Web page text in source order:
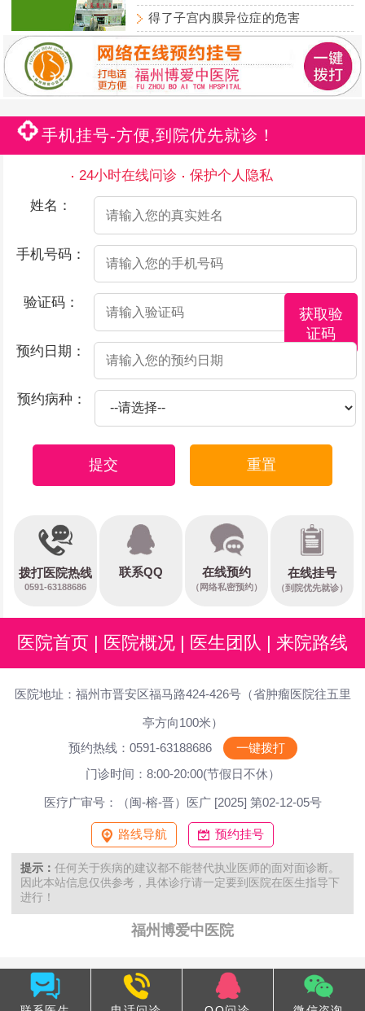
得了子宫内膜异位症的危害
手机挂号-方便,到院优先就诊！
24小时在线问诊
保护个人隐私
姓名：
手机号码：
验证码：
获取验
证码
预约日期：
预约病种：
提交 重置
拨打医院热线
0591-63188686
联系QQ 在线预约
（网络私密预约）
在线挂号
（到院优先就诊）
医院首页 医院概况 医生团队 来院路线
医院地址：福州市晋安区福马路424-426号（省肿瘤医院往五里
亭方向100米）
预约热线：0591-63188686
一键拨打
门诊时间：8:00-20:00(节假日不休）
医疗广审号：（闽-榕-晋）医广 [2025] 第02-12-05号
路线导航 预约挂号
提示： 任何关于疾病的建议都不能替代执业医师的面对面诊断。
因此本站信息仅供参考，具体诊疗请一定要到医院在医生指导下
进行！
福州博爱中医院